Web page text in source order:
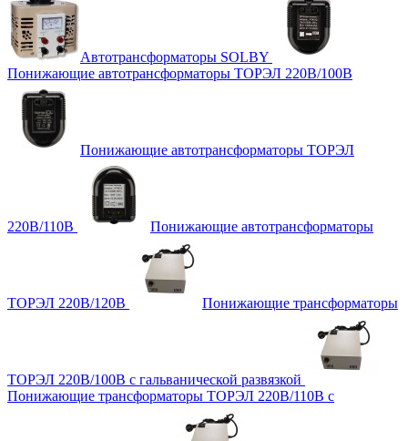
Автотрансформаторы SOLBY
Понижающие автотрансформаторы ТОРЭЛ 220В/100В
Понижающие автотрансформаторы ТОРЭЛ
220В/110В Понижающие автотрансформаторы
ТОРЭЛ 220В/120В Понижающие трансформаторы
ТОРЭЛ 220В/100В с гальванической развязкой
Понижающие трансформаторы ТОРЭЛ 220В/110В с